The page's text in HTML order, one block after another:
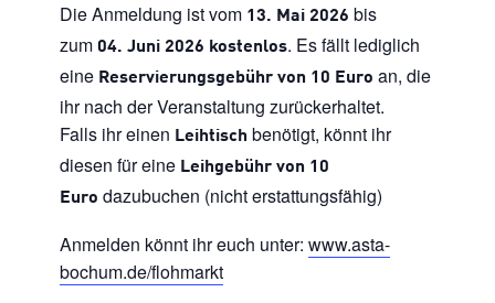
Die Anmeldung ist vom 13. Mai 2026 bis
zum 04. Juni 2026 kostenlos. Es fällt lediglich
eine Reservierungsgebühr von 10 Euro an, die
ihr nach der Veranstaltung zurückerhaltet.
Falls ihr einen Leihtisch benötigt, könnt ihr
diesen für eine Leihgebühr von 10
Euro dazubuchen (nicht erstattungsfähig)
Anmelden könnt ihr euch unter: www.asta-
bochum.de/flohmarkt